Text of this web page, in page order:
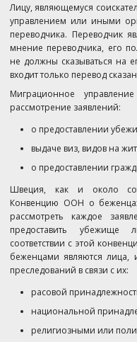
Лицу, являющемуся
управлением или иными
переводчика. Переводчик
мнение переводчика, его
не должны сказываться на
входит только перевод
Миграционное
рассмотрение заявлений:
о предоставлении
выдаче виз, видов на
о предоставлении
Швеция, как и около
Конвенцию ООН о
рассмотреть каждое
предоставить
соответствии с этой
беженцами являются лица,
преследований в связи с их:
расовой
национальной
религиозными или